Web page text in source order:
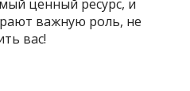
ценный ресурс, и
важную роль, не
вас!